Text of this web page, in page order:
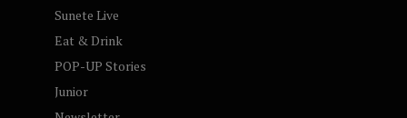
Sunete Live
Eat & Drink
POP-UP Stories
Junior